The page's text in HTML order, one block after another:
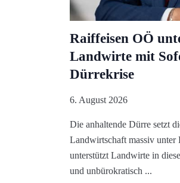
Raiffeisen OÖ
Landwirte mit
Dürrekrise
6. August 2026
Die anhaltende Dürre setzt
Landwirtschaft massiv
unterstützt Landwirte in
und unbürokratisch